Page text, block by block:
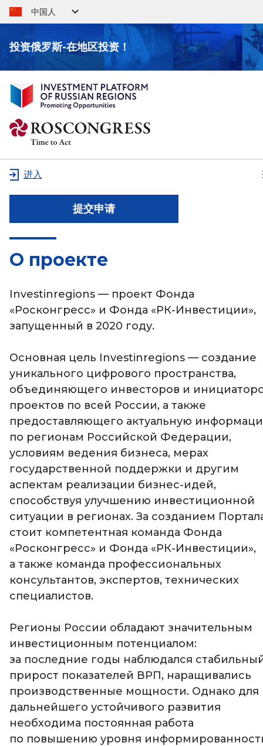
中国人
投资俄罗斯-在地区投资！
提交申请
进入
О проекте
Investinregions — проект Фонда
«Росконгресс» и Фонда «РК-Инвестиции»,
запущенный в 2020 году.
Основная цель Investinregions — создание
уникального цифрового пространства,
объединяющего инвесторов и
проектов по всей России, а также
предоставляющего актуальную
по регионам Российской Федерации,
условиям ведения бизнеса, мерах
государственной поддержки и другим
аспектам реализации бизнес-идей,
способствуя улучшению инвестиционной
ситуации в регионах. За созданием
стоит компетентная команда Фонда
«Росконгресс» и Фонда «РК-Инвестиции»,
а также команда профессиональных
консультантов, экспертов, технических
специалистов.
Регионы России обладают значительным
инвестиционным потенциалом:
за последние годы наблюдался
прирост показателей ВРП, наращивались
производственные мощности. Однако для
дальнейшего устойчивого развития
необходима постоянная работа
по повышению уровня